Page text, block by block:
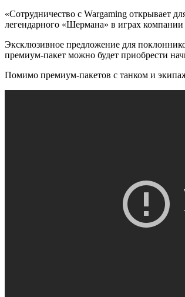
«Сотрудничество с Wargaming открывает
легендарного «Шермана» в играх
Эксклюзивное предложение для
премиум-пакет можно будет приобрести
Помимо премиум-пакетов с танком и